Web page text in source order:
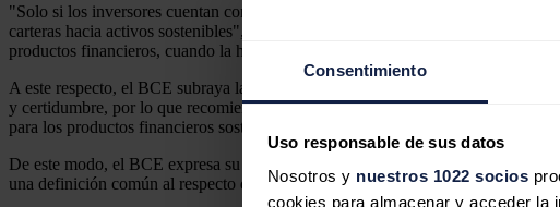
Consentimiento
Uso responsable de sus datos
Nosotros y nuestros 1022 socios
cookies para almacenar y acceder la
"Solo si los inversores cuentan con una información clara y fiable respecto del
carteras hacia activos sostenibles", señala el banco central, que detecta
productos financieros, cuando la hay, la imposibilidad de comparar y, a veces,
A este respecto, el BCE subraya la necesidad de revisar la divulgación
y certidumbre, por lo que recomienda una rápida implementación de la misma
para los productos financieros sostenibles.
De este modo, el BCE expresa su apoyo al desarrollo de una taxonomía
una definición común al respecto de las actividades vulnerables a la transición